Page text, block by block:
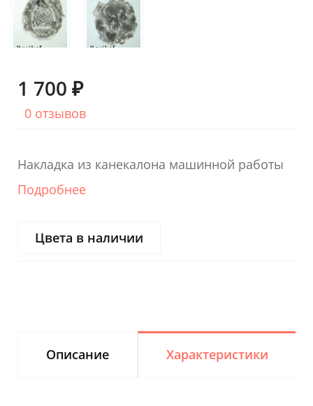
1 700 ₽
0 отзывов
Накладка из канекалона машинной работы
Подробнее
Цвета в наличии
Описание Характеристики